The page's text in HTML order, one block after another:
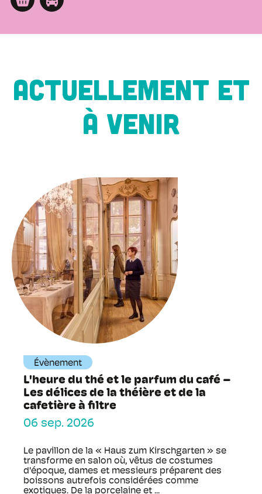
ACTUELLEMENT ET
À VENIR
Évènement
L'heure du thé et le parfum du café –
Les délices de la théière et de la
cafetière à filtre
06 sep. 2026
Le pavillon de la « Haus zum Kirschgarten » se
transforme en salon où, vêtus de costumes
d'époque, dames et messieurs préparent des
boissons autrefois considérées comme
exotiques. De la porcelaine et ...